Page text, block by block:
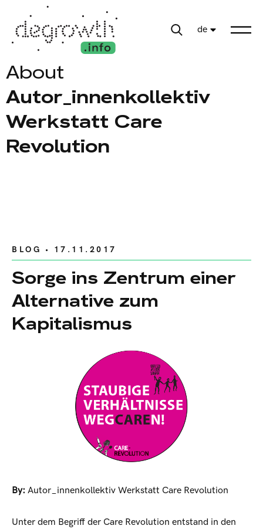
de
About
Autor_innenkollektiv
Werkstatt Care
Revolution
BLOG • 17.11.2017
Sorge ins Zentrum einer
Alternative zum
Kapitalismus
By: Autor_innenkollektiv Werkstatt Care Revolution
Unter dem Begriff der Care Revolution entstand in den